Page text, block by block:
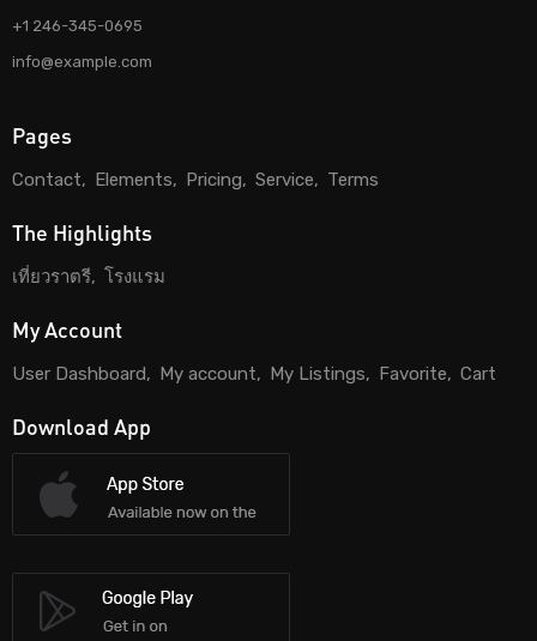
+1 246-345-0695
info@example.com
Pages
Contact Elements Pricing Service Terms
The Highlights
เที่ยวราตรี โรงแรม
My Account
User Dashboard My account My Listings Favorite Cart
Download App